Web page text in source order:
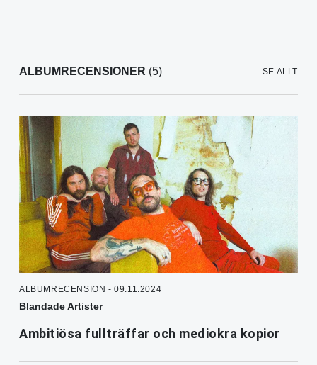
ALBUMRECENSIONER (5) SE ALLT
ALBUMRECENSION - 09.11.2024
Blandade Artister
Ambitiösa fullträffar och mediokra kopior